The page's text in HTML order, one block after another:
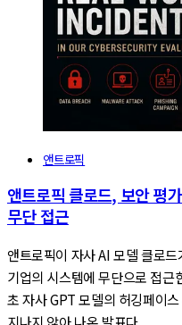
앤트로픽
앤트로픽 클로드, 보안 평
무단 접근
앤트로픽이 자사 AI 모델 클로
기업의 시스템에 무단으로 접
초 자사 GPT 모델의 허깅페이
지나지 않아 나온 발표다.